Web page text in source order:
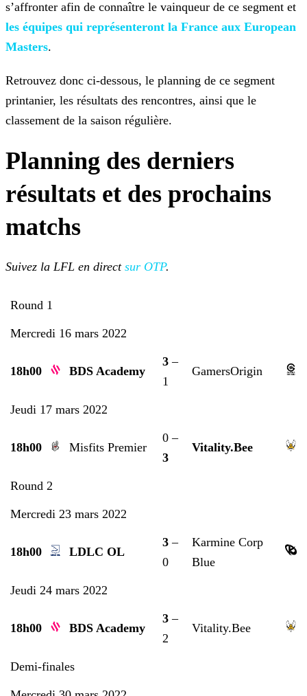
s’affronter afin de connaître le vainqueur de ce segment et
les équipes qui représenteront la France aux European
Masters.
Retrouvez donc ci-dessous, le planning de ce segment
printanier, les résultats des rencontres, ainsi que le
classement de la saison régulière.
Planning des derniers
résultats et des prochains
matchs
Suivez la LFL en direct sur OTP.
Round 1
Mercredi 16 mars 2022
18h00 BDS Academy
3 –
1
GamersOrigin
Jeudi 17 mars 2022
18h00 Misfits Premier
0 –
3
Vitality.Bee
Round 2
Mercredi 23 mars 2022
18h00 LDLC OL
3 –
0
Karmine Corp
Blue
Jeudi 24 mars 2022
18h00 BDS Academy
3 –
2
Vitality.Bee
Demi-finales